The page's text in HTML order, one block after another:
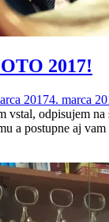
2017!
20174. marca
vstal, odpisujem
a postupne aj